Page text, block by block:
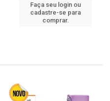
Faça seu login ou
cadastre-se para
comprar.